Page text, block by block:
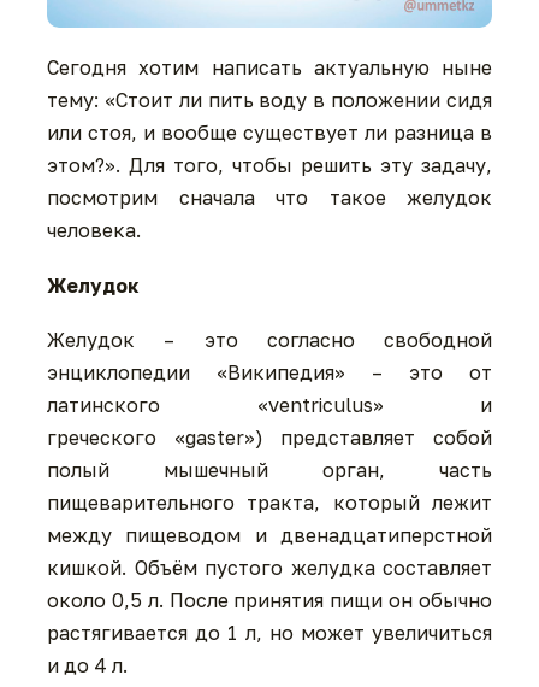
Сегодня хотим написать актуальную ныне
тему: «Стоит ли пить воду в положении сидя
или стоя, и вообще существует ли разница в
этом?». Для того, чтобы решить эту задачу,
посмотрим сначала что такое желудок
человека.
Желудок
Желудок – это согласно свободной
энциклопедии «Википедия» – это от
латинского «ventriculus» и
греческого «gaster») представляет собой
полый мышечный орган, часть
пищеварительного тракта, который лежит
между пищеводом и двенадцатиперстной
кишкой. Объём пустого желудка составляет
около 0,5 л. После принятия пищи он обычно
растягивается до 1 л, но может увеличиться
и до 4 л.